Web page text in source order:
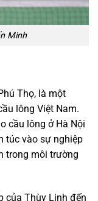
Minh
Thọ, là một
lông Việt Nam.
cầu lông ở Hà Nội
túc vào sự nghiệp
trong môi trường
của Thùy Linh đến